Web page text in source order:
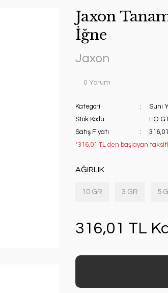
Jaxon
İğne
Jaxon
0 Yorum
Kategori Suni
Stok Kodu
HO-
Satış Fiyatı
*316,01 TL den başlayan
AĞIRLIK
10 GR 3 GR 5
316,01 TL